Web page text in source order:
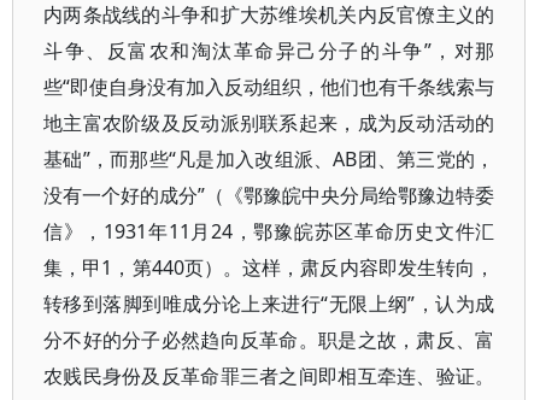
内两条战线的斗争和扩大苏维埃机关内反官僚主义的
斗争、反富农和淘汰革命异己分子的斗争”，对那
些“即使自身没有加入反动组织，他们也有千条线索与
地主富农阶级及反动派别联系起来，成为反动活动的
基础”，而那些“凡是加入改组派、AB团、第三党的，
没有一个好的成分”（《鄂豫皖中央分局给鄂豫边特委
信》，1931年11月24，鄂豫皖苏区革命历史文件汇
集，甲1，第440页）。这样，肃反内容即发生转向，
转移到落脚到唯成分论上来进行“无限上纲”，认为成
分不好的分子必然趋向反革命。职是之故，肃反、富
农贱民身份及反革命罪三者之间即相互牵连、验证。